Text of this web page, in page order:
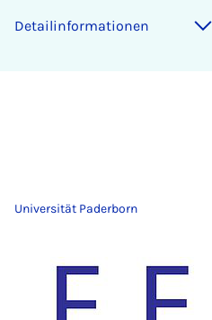
Detailinformationen
Universität Paderborn